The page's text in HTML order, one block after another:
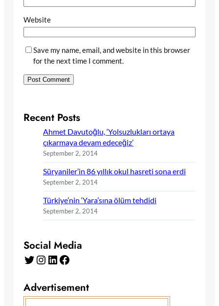
Website
Save my name, email, and website in this browser
for the next time I comment.
Recent Posts
Ahmet Davutoğlu, ‘Yolsuzlukları ortaya
çıkarmaya devam edeceğiz’
September 2, 2014
Süryaniler’in 86 yıllık okul hasreti sona erdi
September 2, 2014
Türkiye’nin ‘Yara’sına ölüm tehdidi
September 2, 2014
Social Media
Twitter Instagram LinkedIn Facebook
Advertisement